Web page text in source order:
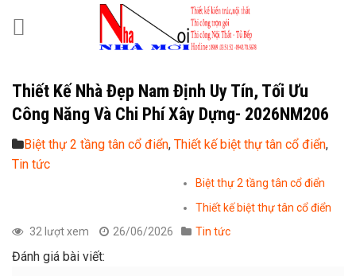
Thiết Kế Nhà Đẹp Nam Định Uy Tín, Tối Ưu
Công Năng Và Chi Phí Xây Dựng- 2026NM206
Biệt thự 2 tầng tân cổ điển, Thiết kế biệt thự tân cổ điển,
Tin tức
32 lượt xem 26/06/2026
Biệt thự 2 tầng tân cổ điển
Thiết kế biệt thự tân cổ điển
Tin tức
Đánh giá bài viết: